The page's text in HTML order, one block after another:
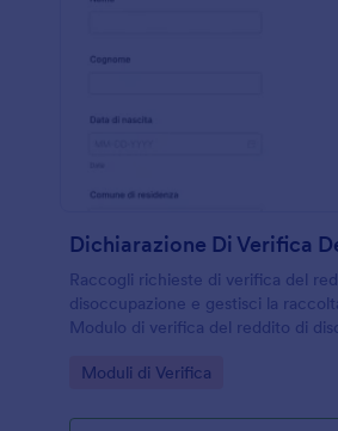
Raccogli richieste di verifica del
disoccupazione e gestisci la
Modulo di verifica del reddito di
consulenti che devono organizzare
Go to Category:
Moduli di Verifica